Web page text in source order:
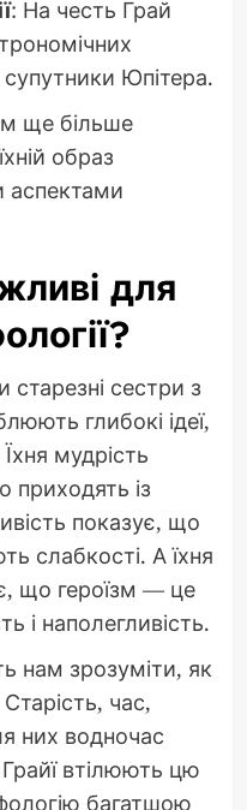
: На честь Грай
супутники Юпітера.
ще більше
образ
аспектами
для
сестри з
глибокі ідеї,
мудрість
приходять із
показує, що
слабкості. А їхня
що героїзм — це
і наполегливість.
нам зрозуміти, як
час,
них водночас
втілюють цю
багатшою